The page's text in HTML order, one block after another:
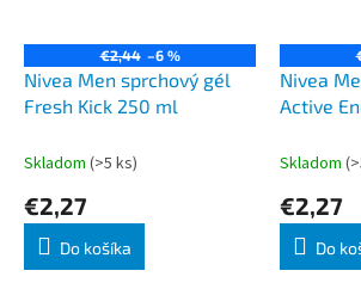
€2,44 –6 %
Nivea Men sprchový gél
Fresh Kick 250 ml
Skladom (>5 ks)
€2,27
Do košíka
Nivea
Active
Skladom
€2,27
Do